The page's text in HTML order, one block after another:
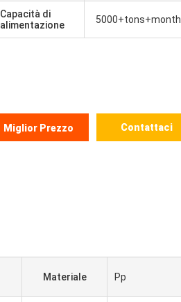
Capacità di
alimentazione
5000+tons+month
Miglior Prezzo Contattaci
Materiale Pp